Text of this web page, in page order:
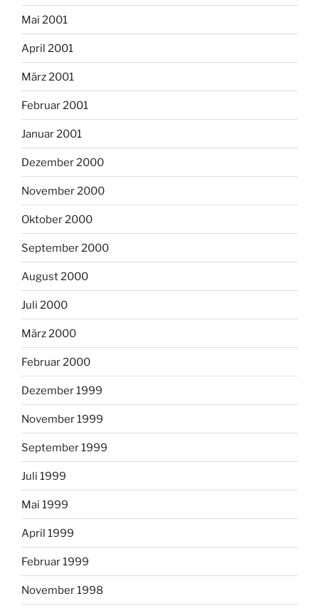
Mai 2001
April 2001
März 2001
Februar 2001
Januar 2001
Dezember 2000
November 2000
Oktober 2000
September 2000
August 2000
Juli 2000
März 2000
Februar 2000
Dezember 1999
November 1999
September 1999
Juli 1999
Mai 1999
April 1999
Februar 1999
November 1998